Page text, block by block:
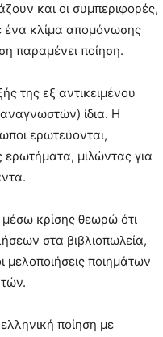
και οι συμπεριφορές,
ένα κλίμα απομόνωσης
παραμένει ποίηση.
της εξ αντικειμένου
αναγνωστών) ίδια. Η
ερωτεύονται,
ερωτήματα, μιλώντας για
κρίσης θεωρώ ότι
στα βιβλιοπωλεία,
μελοποιήσεις ποιημάτων
ποίηση με